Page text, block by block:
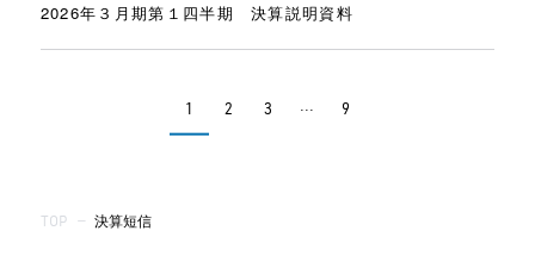
2026年３月期第１四半期 決算説明資料
1 2 3 ... 9
TOP — 決算短信